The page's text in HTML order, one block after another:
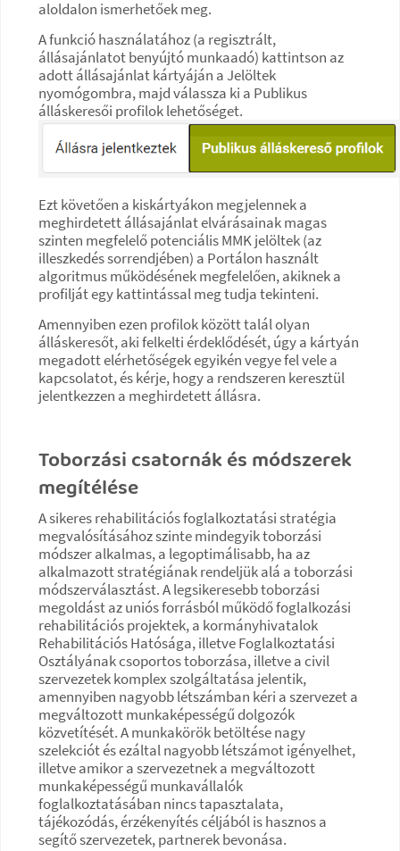
aloldalon ismerhetőek meg.
A funkció használatához (a regisztrált,
állásajánlatot benyújtó munkaadó) kattintson az
adott állásajánlat kártyáján a Jelöltek
nyomógombra, majd válassza ki a Publikus
álláskeresői profilok lehetőséget.
Ezt követően a kiskártyákon megjelennek a
meghirdetett állásajánlat elvárásainak magas
szinten megfelelő potenciális MMK jelöltek (az
illeszkedés sorrendjében) a Portálon használt
algoritmus működésének megfelelően, akiknek a
profilját egy kattintással meg tudja tekinteni.
Amennyiben ezen profilok között talál olyan
álláskeresőt, aki felkelti érdeklődését, úgy a kártyán
megadott elérhetőségek egyikén vegye fel vele a
kapcsolatot, és kérje, hogy a rendszeren keresztül
jelentkezzen a meghirdetett állásra.
Toborzási csatornák és módszerek
megítélése
A sikeres rehabilitációs foglalkoztatási stratégia
megvalósításához szinte mindegyik toborzási
módszer alkalmas, a legoptimálisabb, ha az
alkalmazott stratégiának rendeljük alá a toborzási
módszerválasztást. A legsikeresebb toborzási
megoldást az uniós forrásból működő foglalkozási
rehabilitációs projektek, a kormányhivatalok
Rehabilitációs Hatósága, illetve Foglalkoztatási
Osztályának csoportos toborzása, illetve a civil
szervezetek komplex szolgáltatása jelentik,
amennyiben nagyobb létszámban kéri a szervezet a
megváltozott munkaképességű dolgozók
közvetítését. A munkakörök betöltése nagy
szelekciót és ezáltal nagyobb létszámot igényelhet,
illetve amikor a szervezetnek a megváltozott
munkaképességű munkavállalók
foglalkoztatásában nincs tapasztalata,
tájékozódás, érzékenyítés céljából is hasznos a
segítő szervezetek, partnerek bevonása.